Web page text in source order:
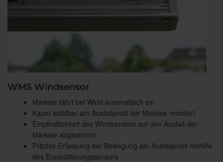
WMS Windsensor
Markise fährt bei Wind automatisch ein
Kaum sichtbar am Ausfallprofil der Markise montiert
Empfindlichkeit des Windsensors auf den Ausfall der
Markise abgestimmt
Präzise Erfassung der Bewegung am Ausfallprofil mithilfe
des Erschütterungssensors